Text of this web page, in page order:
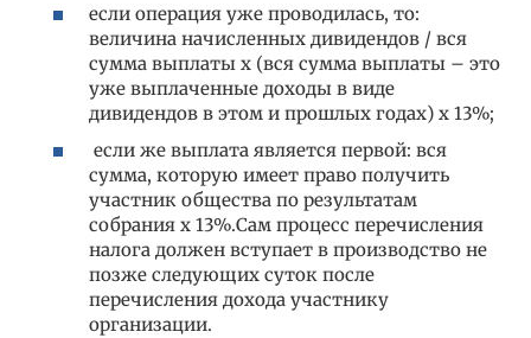
если операция уже проводилась, то:
величина начисленных дивидендов / вся
сумма выплаты х (вся сумма выплаты – это
уже выплаченные доходы в виде
дивидендов в этом и прошлых годах) х 13%;
если же выплата является первой: вся
сумма, которую имеет право получить
участник общества по результатам
собрания х 13%.Сам процесс перечисления
налога должен вступает в производство не
позже следующих суток после
перечисления дохода участнику
организации.